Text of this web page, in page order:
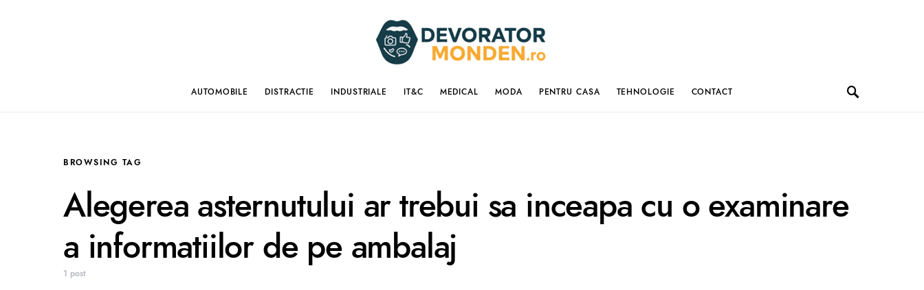
AUTOMOBILE DISTRACTIE INDUSTRIALE IT&C MEDICAL MODA PENTRU CASA TEHNOLOGIE CONTACT
BROWSING TAG
Alegerea asternutului ar trebui sa inceapa cu o examinare
a informatiilor de pe ambalaj
1 post